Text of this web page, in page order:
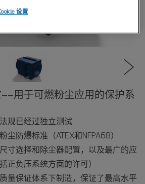
用于可燃粉尘应用的保护系
规已经过独立测试
尘防爆标准（ATEX和NFPA68）
寸选择和除尘器配置，以及最广的应
正负压系统方面的许可）
量保证体系下制造，保证了最高水平
设置